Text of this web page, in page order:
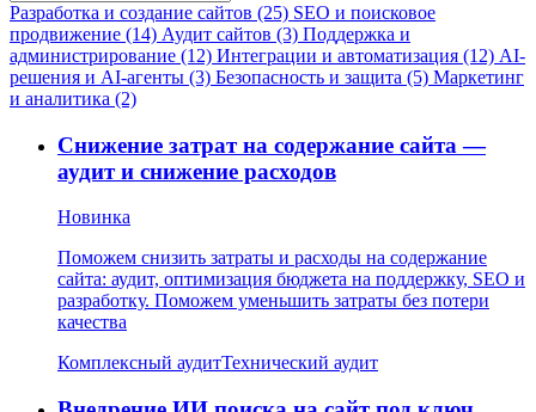
Разработка и создание сайтов (25) SEO и поисковое
продвижение (14) Аудит сайтов (3) Поддержка и
администрирование (12) Интеграции и автоматизация (12) AI-
решения и AI-агенты (3) Безопасность и защита (5) Маркетинг
и аналитика (2)
Снижение затрат на содержание сайта —
аудит и снижение расходов
Новинка
Поможем снизить затраты и расходы на содержание
сайта: аудит, оптимизация бюджета на поддержку, SEO и
разработку. Поможем уменьшить затраты без потери
качества
Комплексный аудитТехнический аудит